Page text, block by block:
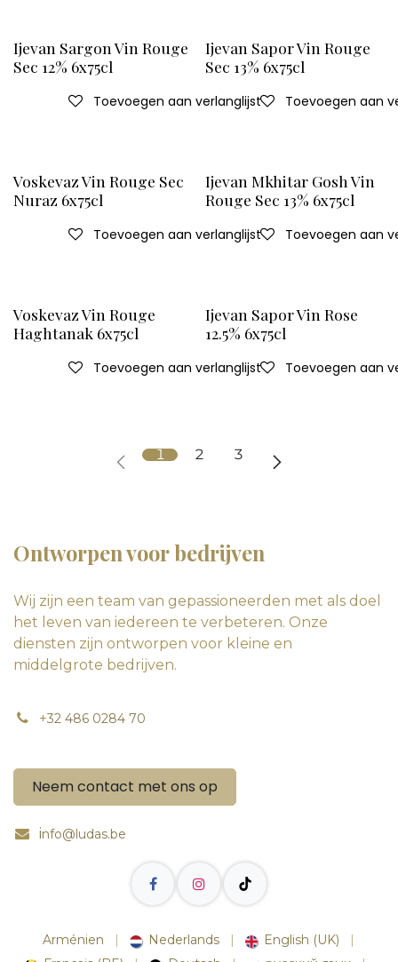
Ijevan Sargon Vin Rouge
Sec 12% 6x75cl
Toevoegen aan verlanglijst
Ijevan Sapor Vin Rouge
Sec 13% 6x75cl
Toevoegen aan
Voskevaz Vin Rouge Sec
Nuraz 6x75cl
Toevoegen aan verlanglijst
Ijevan Mkhitar Gosh Vin
Rouge Sec 13% 6x75cl
Toevoegen aan
Voskevaz Vin Rouge
Haghtanak 6x75cl
Toevoegen aan verlanglijst
Ijevan Sapor Vin Rose
12.5% 6x75cl
Toevoegen aan
1 2 3
Ontworpen voor bedrijven
Wij zijn een team van gepassioneerden met als doel
het leven van iedereen te verbeteren. Onze
diensten zijn ontworpen voor kleine en
middelgrote bedrijven.
+32 486 0284 70
Neem contact met ons op
info@ludas.be
Arménien | Nederlands | English (UK)
|